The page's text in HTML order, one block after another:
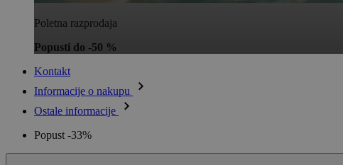
Poletna razprodaja
Popusti do -50 %
Kontakt
Informacije o nakupu
Ostale informacije
Popust -33%